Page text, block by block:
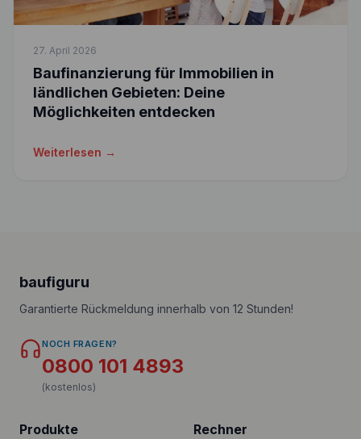
27. April 2026
Baufinanzierung für Immobilien in
ländlichen Gebieten: Deine
Möglichkeiten entdecken
Weiterlesen →
baufiguru
Garantierte Rückmeldung innerhalb von 12 Stunden!
NOCH FRAGEN?
0800 101 4893
(kostenlos)
Produkte Rechner